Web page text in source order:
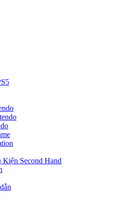
Kiện Second Hand